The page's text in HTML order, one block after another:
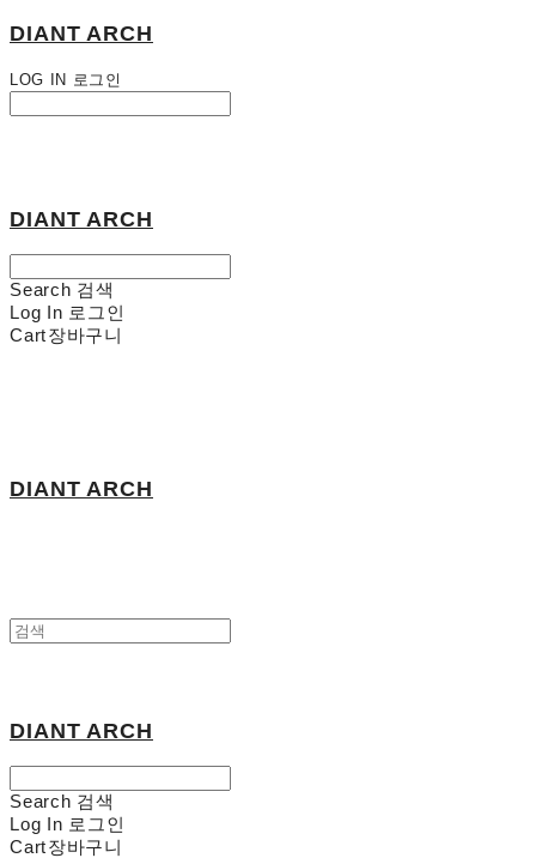
DIANT ARCH
LOG IN 로그인
DIANT ARCH
Search 검색
Log In 로그인
Cart장바구니
DIANT ARCH
DIANT ARCH
Search 검색
Log In 로그인
Cart장바구니